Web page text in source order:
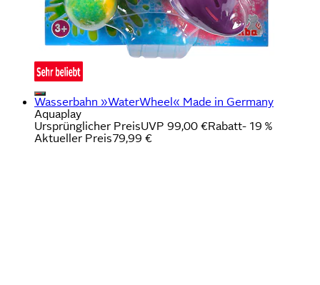
Wasserbahn »WaterWheel« Made in Germany
Aquaplay
Ursprünglicher PreisUVP 99,00 €Rabatt- 19 %
Aktueller Preis79,99 €